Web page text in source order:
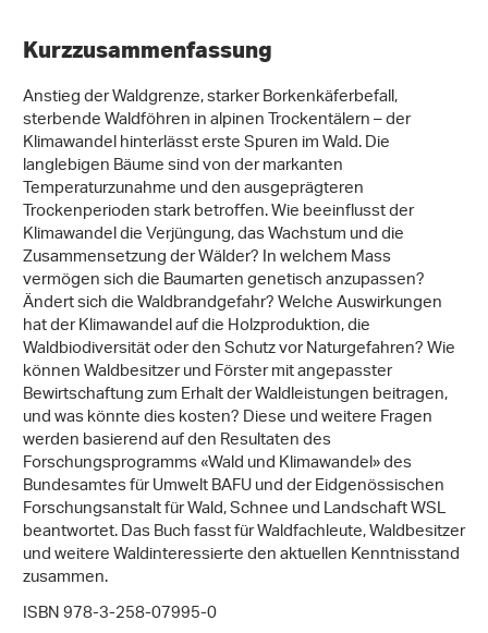
Kurzzusammenfassung
Anstieg der Waldgrenze, starker Borkenkäferbefall,
sterbende Waldföhren in alpinen Trockentälern – der
Klimawandel hinterlässt erste Spuren im Wald. Die
langlebigen Bäume sind von der markanten
Temperaturzunahme und den ausgeprägteren
Trockenperioden stark betroffen. Wie beeinflusst der
Klimawandel die Verjüngung, das Wachstum und die
Zusammensetzung der Wälder? In welchem Mass
vermögen sich die Baumarten genetisch anzupassen?
Ändert sich die Waldbrandgefahr? Welche Auswirkungen
hat der Klimawandel auf die Holzproduktion, die
Waldbiodiversität oder den Schutz vor Naturgefahren? Wie
können Waldbesitzer und Förster mit angepasster
Bewirtschaftung zum Erhalt der Waldleistungen beitragen,
und was könnte dies kosten? Diese und weitere Fragen
werden basierend auf den Resultaten des
Forschungsprogramms «Wald und Klimawandel» des
Bundesamtes für Umwelt BAFU und der Eidgenössischen
Forschungsanstalt für Wald, Schnee und Landschaft WSL
beantwortet. Das Buch fasst für Waldfachleute, Waldbesitzer
und weitere Waldinteressierte den aktuellen Kenntnisstand
zusammen.
ISBN 978-3-258-07995-0